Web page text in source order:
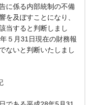
に係る内部統制の不備
を及ぼすことになり、
当すると判断しまし
５月31日現在の財務報
ないと判断いたしまし